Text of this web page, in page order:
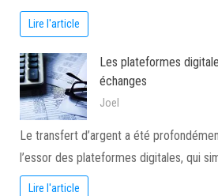
Lire l'article
Les plateformes
échanges
Joel
Le transfert d’argent a été
l’essor des plateformes digitales, qui
Lire l'article